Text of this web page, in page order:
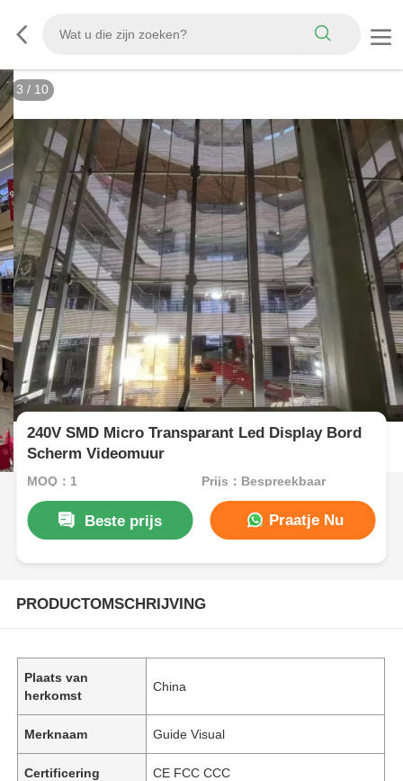
3 / 10
240V SMD Micro Transparant Led Display Bord
Scherm Videomuur
MOQ：1 Prijs：Bespreekbaar
Beste prijs Praatje Nu
PRODUCTOMSCHRIJVING
Plaats van
herkomst
China
Merknaam Guide Visual
Certificering CE FCC CCC